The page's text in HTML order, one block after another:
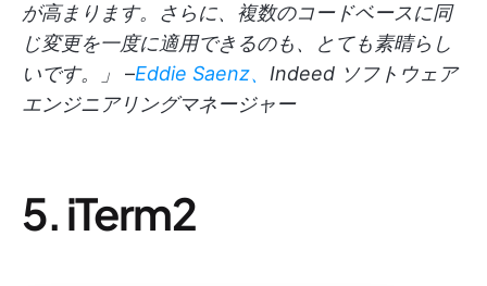
が高まります。さらに、複数のコードベースに同
じ変更を一度に適用できるのも、とても素晴らし
いです。」
–Eddie Saenz、 Indeed ソフトウェア
エンジニアリングマネージャー
5. iTerm2